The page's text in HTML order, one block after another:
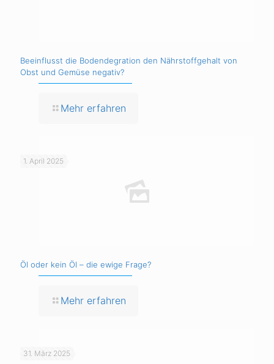
Beeinflusst die Bodendegration den Nährstoffgehalt von
Obst und Gemüse negativ?
Mehr erfahren
1. April 2025
Öl oder kein Öl – die ewige Frage?
Mehr erfahren
31. März 2025